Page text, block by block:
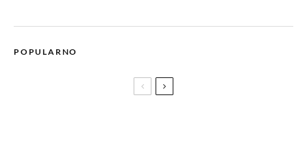
POPULARNO